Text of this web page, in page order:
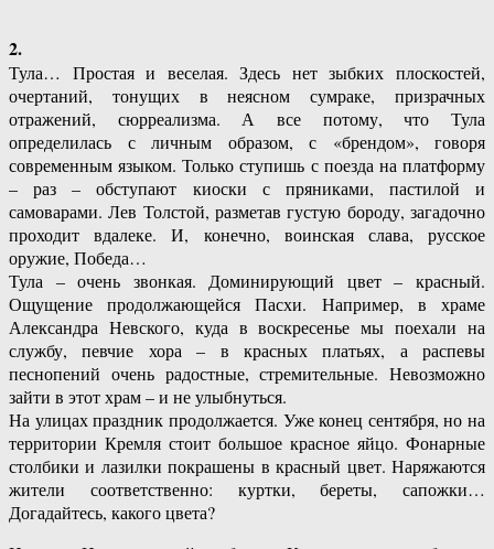
2.
Тула… Простая и веселая. Здесь нет зыбких плоскостей,
очертаний, тонущих в неясном сумраке, призрачных
отражений, сюрреализма. А все потому, что Тула
определилась с личным образом, с «брендом», говоря
современным языком. Только ступишь с поезда на платформу
– раз – обступают киоски с пряниками, пастилой и
самоварами. Лев Толстой, разметав густую бороду, загадочно
проходит вдалеке. И, конечно, воинская слава, русское
оружие, Победа…
Тула – очень звонкая. Доминирующий цвет – красный.
Ощущение продолжающейся Пасхи. Например, в храме
Александра Невского, куда в воскресенье мы поехали на
службу, певчие хора – в красных платьях, а распевы
песнопений очень радостные, стремительные. Невозможно
зайти в этот храм – и не улыбнуться.
На улицах праздник продолжается. Уже конец сентября, но на
территории Кремля стоит большое красное яйцо. Фонарные
столбики и лазилки покрашены в красный цвет. Наряжаются
жители соответственно: куртки, береты, сапожки…
Догадайтесь, какого цвета?